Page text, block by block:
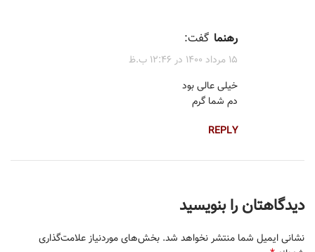
رهنما گفت:
۱۵ مرداد ۱۴۰۰ در ۱۲:۴۶ ب.ظ
خیلی عالی بود
دم شما گرم
REPLY
دیدگاهتان را بنویسید
نشانی ایمیل شما منتشر نخواهد شد. بخش‌های موردنیاز علامت‌گذاری